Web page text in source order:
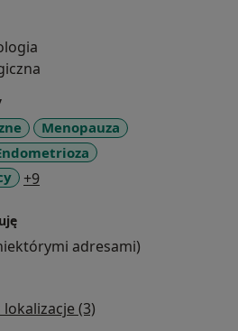
Menopauza
+9a11y_sr_more_diseases
adresami)
lokalizacje (3)